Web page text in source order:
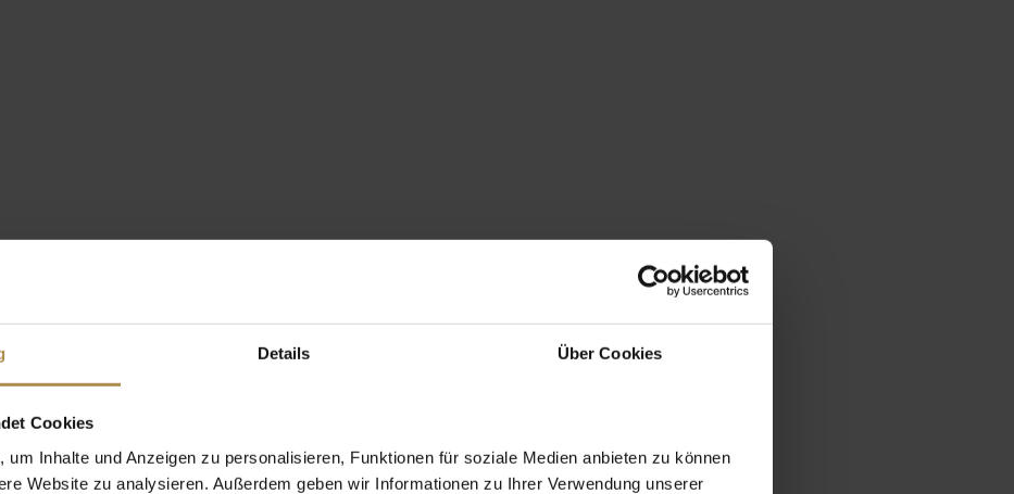
Details Über Cookies
Cookies
um Inhalte und Anzeigen zu personalisieren, Funktionen für soziale Medien anbieten zu können
Website zu analysieren. Außerdem geben wir Informationen zu Ihrer Verwendung unserer